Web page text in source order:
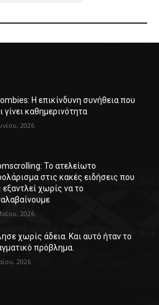
Η επικίνδυνη συνήθεια που
γίνει καθημερινότητα
2026
Το ατελείωτο
στις κακές ειδήσεις που
εξαντλεί χωρίς να το
2026
χωρίς άδεια. Και αυτό ήταν το
πρόβλημα.
2026